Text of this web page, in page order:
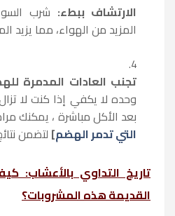
الارتشاف ببطء: شرب
المزيد من الهواء، مما يزيد
تجنب العادات المدمرة
وحده لا يكفي إذا كنت لا
بعد الأكل مباشرة ، يمكنك
التي تدمر الهضم] لتضمن
تاريخ التداوي بالأعشاب:
القديمة هذه المشروبات؟